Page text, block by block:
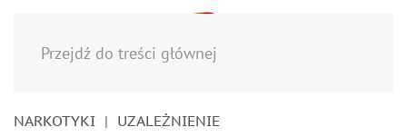
Przejdź do treści głównej
NARKOTYKI UZALEŻNIENIE